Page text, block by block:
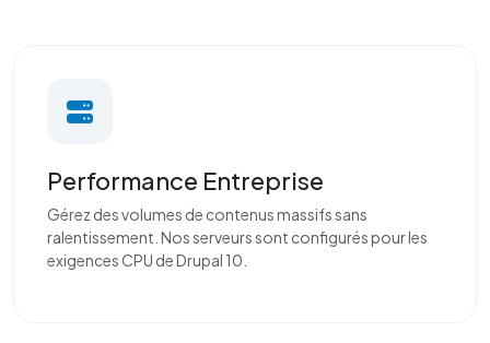
Performance Entreprise
Gérez des volumes de contenus massifs sans
ralentissement. Nos serveurs sont configurés pour les
exigences CPU de Drupal 10.